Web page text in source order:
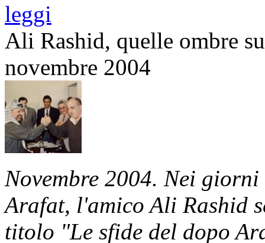
leggi
Ali Rashid, quelle ombre
novembre 2004
Novembre 2004. Nei giorni
Arafat, l'amico Ali Rashid
titolo "Le sfide del dopo